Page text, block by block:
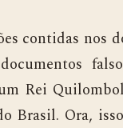
nos
Rei
Brasil. Ora,